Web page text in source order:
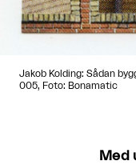
Jakob Kolding: Sådan
005, Foto: Bonamatic
Med